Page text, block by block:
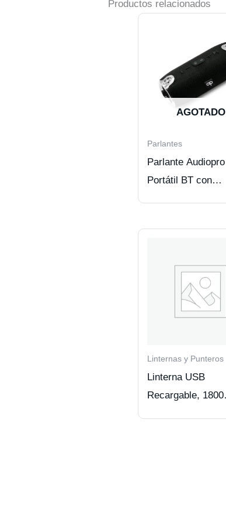
Productos relacionados
AGOTADO
Parlantes
Parlante Audiopro
Portátil BT con
Linternas y Punteros
Linterna USB
Recargable, 1800